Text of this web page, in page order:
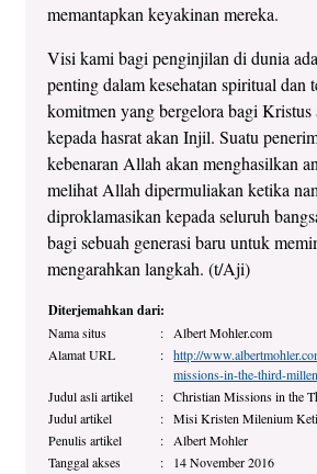
memantapkan keyakinan mereka.
Visi kami bagi penginjilan di dunia
penting dalam kesehatan spiritual dan
komitmen yang bergelora bagi Kristus
kepada hasrat akan Injil. Suatu
kebenaran Allah akan menghasilkan
melihat Allah dipermuliakan ketika
diproklamasikan kepada seluruh
bagi sebuah generasi baru untuk
mengarahkan langkah. (t/Aji)
Diterjemahkan dari:
Nama situs :
Albert Mohler.com
Alamat URL
: http://
missions-in-the-third-
Judul asli artikel
: Christian Missions in the
Judul artikel
: Misi Kristen Milenium
Penulis artikel
:
Albert Mohler
Tanggal akses
: 14 November 2016